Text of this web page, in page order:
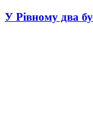
У Рівному два